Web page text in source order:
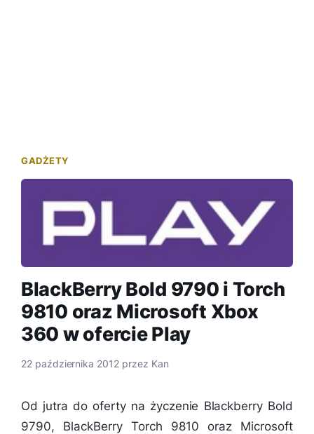
GADŻETY
BlackBerry Bold 9790 i Torch
9810 oraz Microsoft Xbox
360 w ofercie Play
22 października 2012 przez Kan
Od jutra do oferty na życzenie Blackberry Bold
9790, BlackBerry Torch 9810 oraz Microsoft